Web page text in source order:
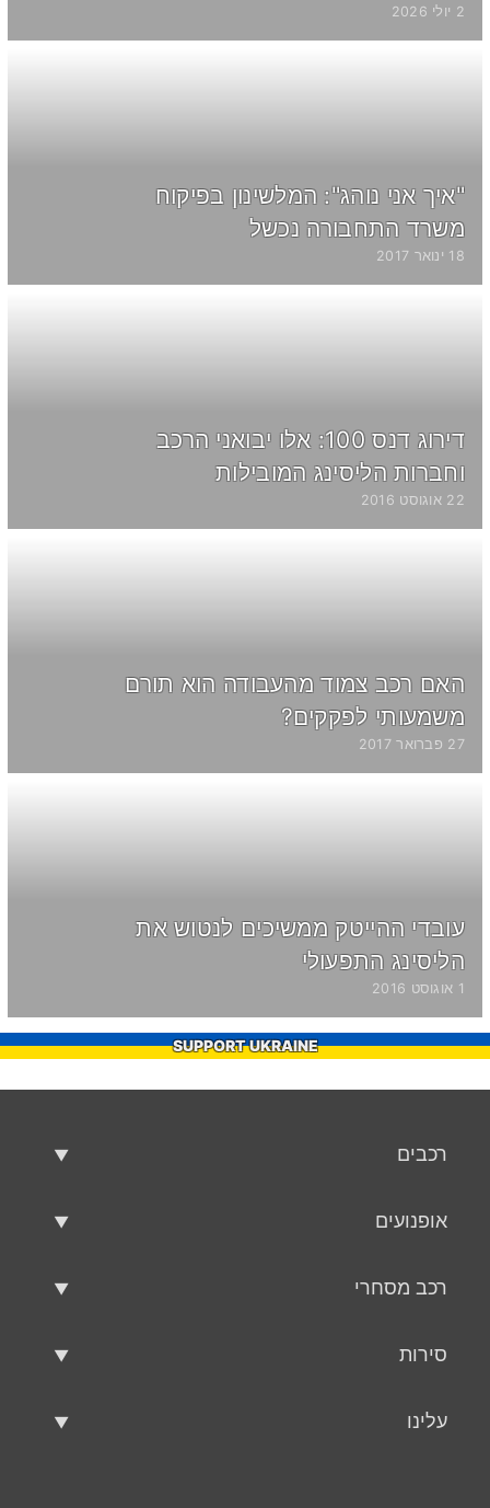
2 יולי 2026
"איך אני נוהג": המלשינון בפיקוח
משרד התחבורה נכשל
18 ינואר 2017
דירוג דנס 100: אלו יבואני הרכב
וחברות הליסינג המובילות
22 אוגוסט 2016
האם רכב צמוד מהעבודה הוא תורם
משמעותי לפקקים?
27 פברואר 2017
עובדי ההייטק ממשיכים לנטוש את
הליסינג התפעולי
1 אוגוסט 2016
SUPPORT UKRAINE
רכבים
אופנועים
רכב מסחרי
סירות
עלינו